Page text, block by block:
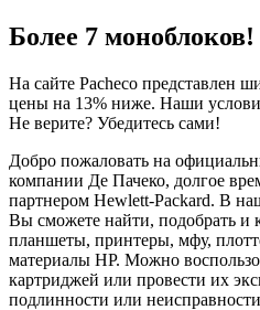
Более 7 моноблоков!
На сайте Pacheco представлен
цены на 13% ниже. Наши
Не верите? Убедитесь сами!
Добро пожаловать на
компании Де Пачеко, долгое
партнером Hewlett-Packard. В
Вы сможете найти, подобрать и
планшеты, принтеры, мфу,
материалы HP. Можно
картриджей или провести их
подлинности или